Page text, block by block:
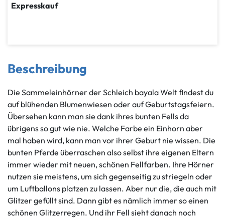
Expresskauf
Beschreibung
Die Sammeleinhörner der Schleich bayala Welt findest du
auf blühenden Blumenwiesen oder auf Geburtstagsfeiern.
Übersehen kann man sie dank ihres bunten Fells da
übrigens so gut wie nie. Welche Farbe ein Einhorn aber
mal haben wird, kann man vor ihrer Geburt nie wissen. Die
bunten Pferde überraschen also selbst ihre eigenen Eltern
immer wieder mit neuen, schönen Fellfarben. Ihre Hörner
nutzen sie meistens, um sich gegenseitig zu striegeln oder
um Luftballons platzen zu lassen. Aber nur die, die auch mit
Glitzer gefüllt sind. Dann gibt es nämlich immer so einen
schönen Glitzerregen. Und ihr Fell sieht danach noch